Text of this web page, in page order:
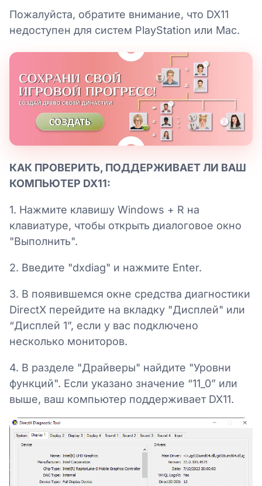
Пожалуйста, обратите внимание, что DX11
недоступен для систем PlayStation или Mac.
КАК ПРОВЕРИТЬ, ПОДДЕРЖИВАЕТ ЛИ ВАШ
КОМПЬЮТЕР DX11:
1. Нажмите клавишу Windows + R на
клавиатуре, чтобы открыть диалоговое окно
"Выполнить".
2. Введите "dxdiag" и нажмите Enter.
3. В появившемся окне средства диагностики
DirectX перейдите на вкладку "Дисплей" или
“Дисплей 1”, если у вас подключено
несколько мониторов.
4. В разделе "Драйверы" найдите "Уровни
функций". Если указано значение “11_0” или
выше, ваш компьютер поддерживает DX11.